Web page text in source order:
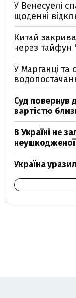
У Венесуелі
щоденні
Китай
через тайфун
У Марганці та
Суд повернув
вартістю
В Україні не
неушкодженої
Україна